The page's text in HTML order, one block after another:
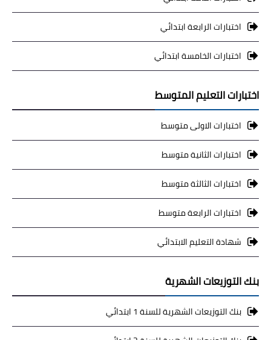
اختبارات الرابعة ابتدائي
اختبارات الخامسة ابتدائي
اختبارات التعليم المتوسط
اختبارات الاولى متوسط
اختبارات الثانية متوسط
اختبارات الثالثة متوسط
اختبارات الرابعة متوسط
شهادة التعليم الابتدائي
بنك التوزيعات الشهرية
بنك التوزيعات الشهرية للسنة 1 ابتدائي